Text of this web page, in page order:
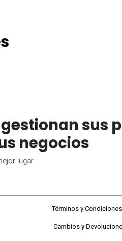
sus
negocios
lugar.
22Términos y
Cambios y